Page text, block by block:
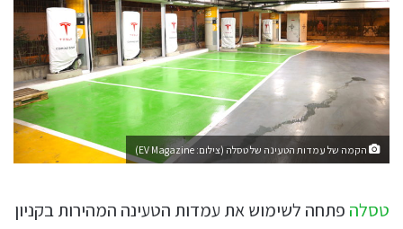
הקמה של עמדות הטעינה של טסלה (צילום: EV Magazine)
טסלה פתחה לשימוש את עמדות הטעינה המהירות בקניון